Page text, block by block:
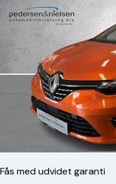
Fås med udvidet garanti